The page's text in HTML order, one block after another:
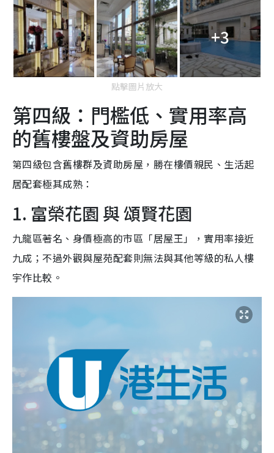
+3
點擊圖片放大
第四級：門檻低、實用率高
的舊樓盤及資助房屋
第四級包含舊樓群及資助房屋，勝在樓價親民、生活起
居配套極其成熟：
1. 富榮花園 與 頌賢花園
九龍區著名、身價極高的市區「居屋王」，實用率接近
九成；不過外觀與屋苑配套則無法與其他等級的私人樓
宇作比較。